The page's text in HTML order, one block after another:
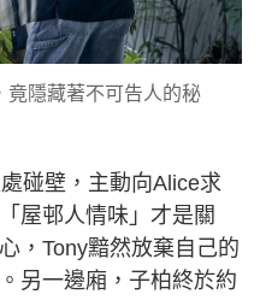
竟隱藏著不可告人的秘
碰壁，主動向Alice求
屋邨人情味」才是關
，Tony黯然放棄自己的
另一邊廂，子柏終於約